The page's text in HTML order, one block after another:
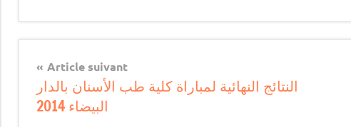
Article suivant
النتائج النهائية لمباراة كلية طب الأسنان بالدار
البيضاء 2014